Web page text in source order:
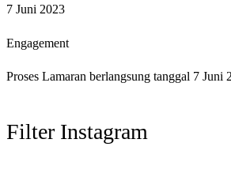
7 Juni 2023
Engagement
Proses Lamaran berlangsung tanggal 7 Juni
Filter Instagram